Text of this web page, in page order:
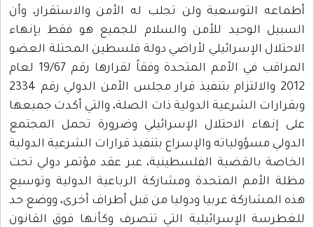
أطماعه التوسعية ولن تجلب له الأمن والاستقرار، وأن
السبيل الوحيد للأمن والسلام للجميع هو فقط بإنهاء
الاحتلال الإسرائيلي لأراضي دولة فلسطين المحتلة العضو
المراقب في الأمم المتحدة وفقاً لقرارها رقم 19/67 لعام
2012 والالتزام بتنفيذ قرار مجلس الأمن الدولي رقم 2334
وبقرارات الشرعية الدولية ذات الصلة، والتي أكدت جميعها
على إنهاء الاحتلال الإسرائيلي وضرورة تحمل المجتمع
الدولي مسؤولياته والإسراع بتنفيذ قرارات الشرعية الدولية
الخاصة بالقضية الفلسطينية، عبر عقد مؤتمر دولي تحت
مظلة الأمم المتحدة ومشاركة الرباعية الدولية وتوسيع
هذه المشاركة عربيا ودوليا من قبل أطراف أخرى، ووضع حد
للغطرسة الإسرائيلية التي تتصرف وكأنها فوق القانون